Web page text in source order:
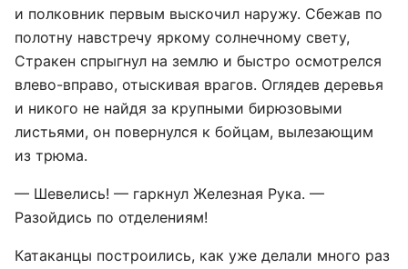
и полковник первым выскочил наружу. Сбежав по
полотну навстречу яркому солнечному свету,
Стракен спрыгнул на землю и быстро осмотрелся
влево-вправо, отыскивая врагов. Оглядев деревья
и никого не найдя за крупными бирюзовыми
листьями, он повернулся к бойцам, вылезающим
из трюма.
— Шевелись! — гаркнул Железная Рука. —
Разойдись по отделениям!
Катаканцы построились, как уже делали много раз